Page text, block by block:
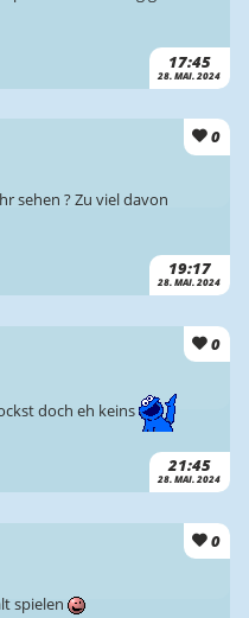
17:45
28. MAI. 2024
0
19:17
28. MAI. 2024
sehen ? Zu viel davon
0
21:45
28. MAI. 2024
doch eh keins
0
spielen